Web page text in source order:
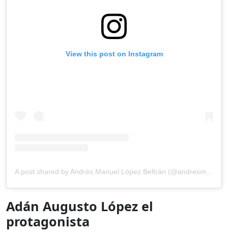
View this post on Instagram
Adán Augusto López el
protagonista